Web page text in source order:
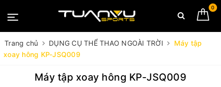
0
Trang chủ DỤNG CỤ THỂ THAO NGOÀI TRỜI
Máy tập
xoay hông KP-JSQ009
Máy tập xoay hông KP-JSQ009